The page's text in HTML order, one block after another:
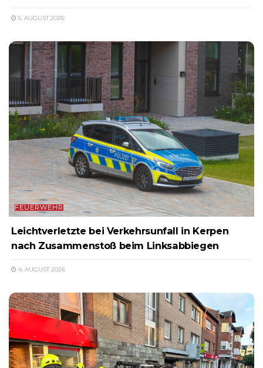
5. AUGUST 2026
FEUERWEHR
Leichtverletzte bei Verkehrsunfall in Kerpen
nach Zusammenstoß beim Linksabbiegen
4. AUGUST 2026